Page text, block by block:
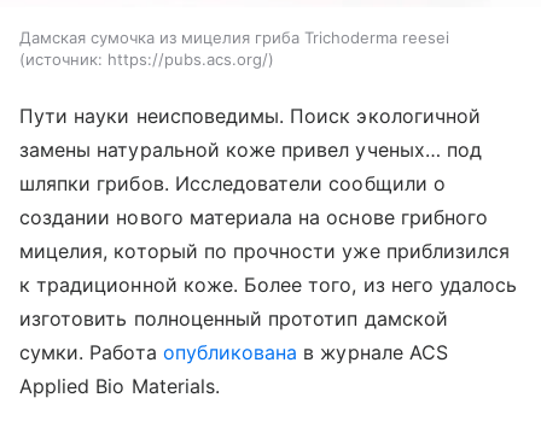
Дамская сумочка из мицелия гриба Trichoderma reesei
источник: https://pubs.acs.org/
Пути науки неисповедимы. Поиск экологичной
замены натуральной коже привел ученых… под
шляпки грибов. Исследователи сообщили о
создании нового материала на основе грибного
мицелия, который по прочности уже приблизился
к традиционной коже. Более того, из него удалось
изготовить полноценный прототип дамской
сумки. Работа опубликована в журнале ACS
Applied Bio Materials.